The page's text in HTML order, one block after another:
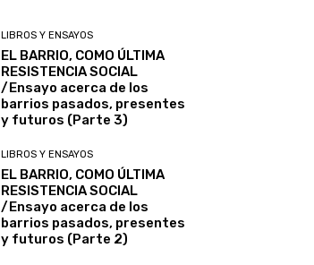
LIBROS Y ENSAYOS
EL BARRIO, COMO ÚLTIMA
RESISTENCIA SOCIAL
/Ensayo acerca de los
barrios pasados, presentes
y futuros (Parte 3)
LIBROS Y ENSAYOS
EL BARRIO, COMO ÚLTIMA
RESISTENCIA SOCIAL
/Ensayo acerca de los
barrios pasados, presentes
y futuros (Parte 2)